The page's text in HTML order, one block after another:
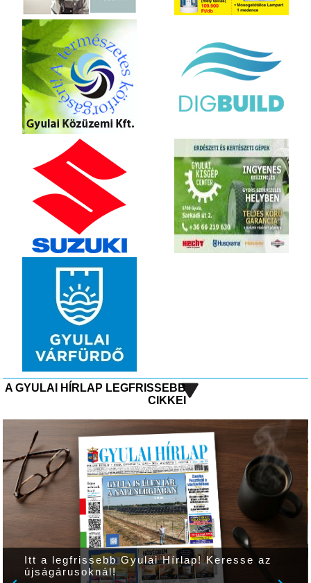
A GYULAI HÍRLAP LEGFRISSEBB
CIKKEI
Itt a legfrissebb Gyulai Hírlap! Keresse az
újságárusoknál!